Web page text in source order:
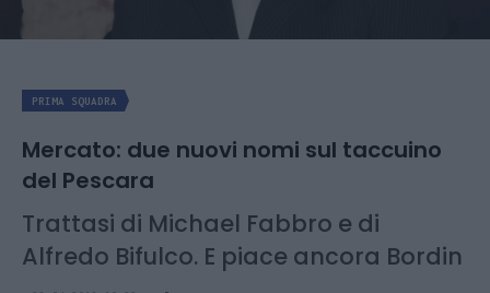
PRIMA SQUADRA
Mercato: due nuovi nomi sul taccuino
del Pescara
Trattasi di Michael Fabbro e di
Alfredo Bifulco. E piace ancora Bordin